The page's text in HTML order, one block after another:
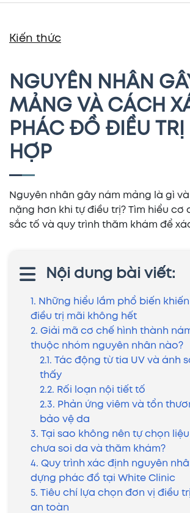
Kiến thức
NGUYÊN NHÂN
MẢNG VÀ CÁCH
PHÁC ĐỒ ĐIỀU TRỊ
HỢP
Nguyên nhân gây nám mảng là gì
nặng hơn khi tự điều trị? Tìm hiểu cơ
sắc tố và quy trình thăm khám để
Nội dung bài viết:
1. Những hiểu lầm phổ biến
điều trị mãi không hết
2. Giải mã cơ chế hình thành
thuộc nhóm nguyên nhân nào?
2.1. Tác động từ tia UV và ánh
thấy
2.2. Rối loạn nội tiết tố
2.3. Phản ứng viêm và tổn
bảo vệ da
3. Tại sao không nên tự chọn
chưa soi da và thăm khám?
4. Quy trình xác định nguyên
dựng phác đồ tại White Clinic
5. Tiêu chí lựa chọn đơn vị điều
an toàn